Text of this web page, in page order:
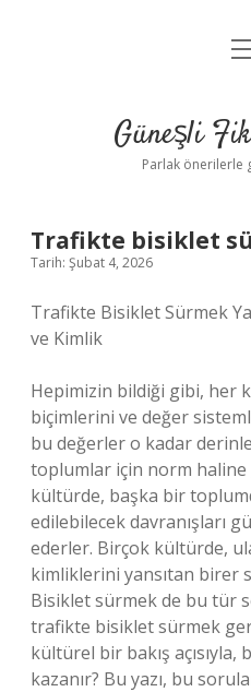
Yasal
Güneşli
Parlak önerilerle
Trafikte bisiklet
Tarih: Şubat 4, 2026
Trafikte Bisiklet Sürmek
ve Kimlik
Hepimizin bildiği gibi, her
biçimlerini ve değer
bu değerler o kadar
toplumlar için norm
kültürde, başka bir
edilebilecek davranışları
ederler. Birçok kültürde,
kimliklerini yansıtan birer
Bisiklet sürmek de bu tür
trafikte bisiklet sürmek
kültürel bir bakış açısıyla,
kazanır? Bu yazı, bu